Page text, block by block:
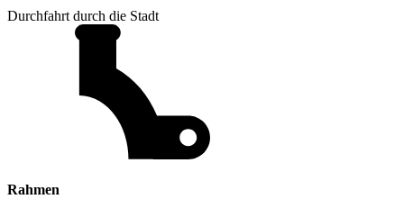
Durchfahrt durch die Stadt
Rahmen